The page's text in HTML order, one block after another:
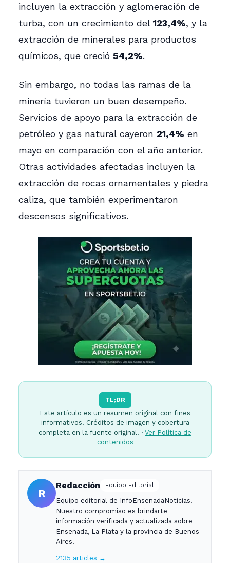
incluyen la extracción y aglomeración de
turba, con un crecimiento del 123,4%, y la
extracción de minerales para productos
químicos, que creció 54,2%.
Sin embargo, no todas las ramas de la
minería tuvieron un buen desempeño.
Servicios de apoyo para la extracción de
petróleo y gas natural cayeron 21,4% en
mayo en comparación con el año anterior.
Otras actividades afectadas incluyen la
extracción de rocas ornamentales y piedra
caliza, que también experimentaron
descensos significativos.
TL;DR
Este artículo es un resumen original con fines
informativos. Créditos de imagen y cobertura
completa en la fuente original. · Ver Política de
contenidos
R
Redacción Equipo Editorial
Equipo editorial de InfoEnsenadaNoticias.
Nuestro compromiso es brindarte
información verificada y actualizada sobre
Ensenada, La Plata y la provincia de Buenos
Aires.
2135 articles →